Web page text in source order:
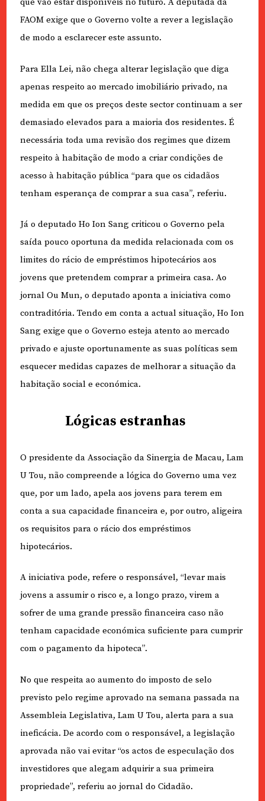
FAOM exige que o Governo volte a rever a legislação
de modo a esclarecer este assunto.
Para Ella Lei, não chega alterar legislação que diga
apenas respeito ao mercado imobiliário privado, na
medida em que os preços deste sector continuam a ser
demasiado elevados para a maioria dos residentes. É
necessária toda uma revisão dos regimes que dizem
respeito à habitação de modo a criar condições de
acesso à habitação pública “para que os cidadãos
tenham esperança de comprar a sua casa”, referiu.
Já o deputado Ho Ion Sang criticou o Governo pela
saída pouco oportuna da medida relacionada com os
limites do rácio de empréstimos hipotecários aos
jovens que pretendem comprar a primeira casa. Ao
jornal Ou Mun, o deputado aponta a iniciativa como
contraditória. Tendo em conta a actual situação, Ho Ion
Sang exige que o Governo esteja atento ao mercado
privado e ajuste oportunamente as suas políticas sem
esquecer medidas capazes de melhorar a situação da
habitação social e económica.
Lógicas estranhas
O presidente da Associação da Sinergia de Macau, Lam
U Tou, não compreende a lógica do Governo uma vez
que, por um lado, apela aos jovens para terem em
conta a sua capacidade financeira e, por outro, aligeira
os requisitos para o rácio dos empréstimos
hipotecários.
A iniciativa pode, refere o responsável, “levar mais
jovens a assumir o risco e, a longo prazo, virem a
sofrer de uma grande pressão financeira caso não
tenham capacidade económica suficiente para cumprir
com o pagamento da hipoteca”.
No que respeita ao aumento do imposto de selo
previsto pelo regime aprovado na semana passada na
Assembleia Legislativa, Lam U Tou, alerta para a sua
ineficácia. De acordo com o responsável, a legislação
aprovada não vai evitar “os actos de especulação dos
investidores que alegam adquirir a sua primeira
propriedade”, referiu ao jornal do Cidadão.